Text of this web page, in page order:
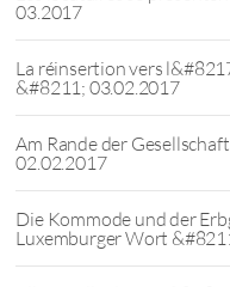
03.2017
La réinsertion vers
&#8211; 03.02.2017
Am Rande der
02.02.2017
Die Kommode und der
Luxemburger Wort